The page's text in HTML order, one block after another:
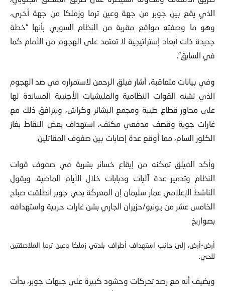
الذي يقع بين جوبر من جهة وعين ترما وزملكا من جهة أخرى،
وهو ما وصفته مواقع مقربة من النظام السوري بأنها “خطة
جديدة ذات أبعاد إستراتيجية لا تعتمد على الهجوم من الأمام كما
في السابق”.
وفي بيانات متعاقبة، أشار فيلق الرحمن لاستمراره في صد الهجوم
الذي تشنه القوات النظامية والمليشيات الأجنبية المساندة لها
على محاور قطاع طيبة ومجمع البشائر وكراش، ويترافق ذلك مع
غارات جوية وقصف مدفعي مكثف، استهداف بعض النقاط بغاز
الكلور السام، مما أوقع عدة إصابات بين صفوف المقاتلين.
وأكد الفيلق تمكنه من إيقاع خسائر بشرية في صفوف قوات
النظام وتدمير عدة آليات ودبابات خلال الأيام الماضية. ويقول
الناشط الإعلامي عمار سليمان إن المعركة بحي جوبر انطلقت صباح
الخامس عشر من يونيو/حزيران الجاري بشن غارات حربية واستهدافه
بصواريخ
أرض-أرض، إلى جانب استهداف أطراف بلدتي زملكا وعين ترما الملاصقتين
للحي.
ويضيف أنه مع رصد تحركات وحشود كبيرة على جبهات جوبر، بدأت